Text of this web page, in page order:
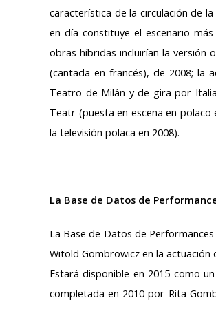
característica de la circulación de
en día constituye el escenario
obras híbridas incluirían la versión
(cantada en francés), de 2008; la
Teatro de Milán y de gira por
Teatr (puesta en escena en
la televisión polaca en 2008).
La Base de Datos de
La Base de Datos de
Witold Gombrowicz en la actuación
Estará disponible en 2015 como
completada en 2010 por Rita